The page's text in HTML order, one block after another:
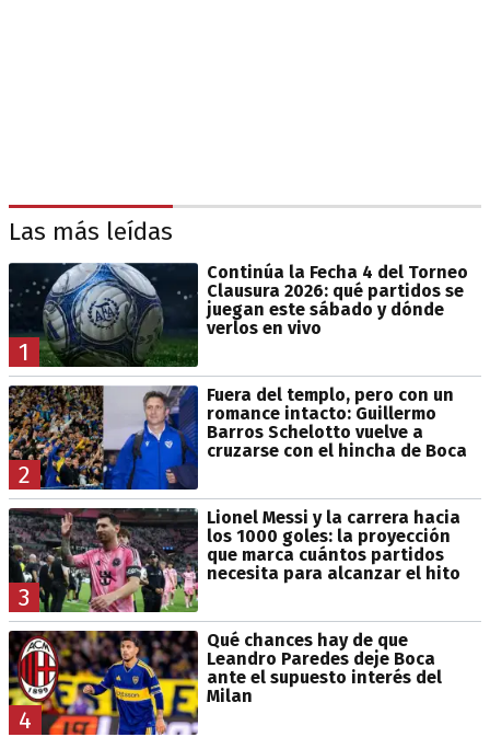
Las más leídas
1
Continúa la Fecha 4 del Torneo
Clausura 2026: qué partidos se
juegan este sábado y dónde
verlos en vivo
2
Fuera del templo, pero con un
romance intacto: Guillermo
Barros Schelotto vuelve a
cruzarse con el hincha de Boca
3
Lionel Messi y la carrera hacia
los 1000 goles: la proyección
que marca cuántos partidos
necesita para alcanzar el hito
4
Qué chances hay de que
Leandro Paredes deje Boca
ante el supuesto interés del
Milan